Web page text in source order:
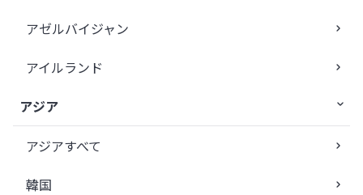
アゼルバイジャン
アイルランド
アジア
アジアすべて
韓国